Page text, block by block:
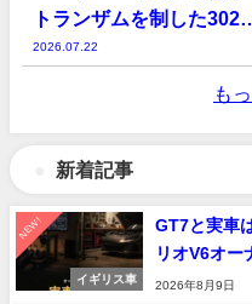
トランザムを制した302
秘密・スペックと中古相
2026.07.22
も
新着記事
NEW!
イギリス車
GT7と実車
リオV6オー
2026年8月9日